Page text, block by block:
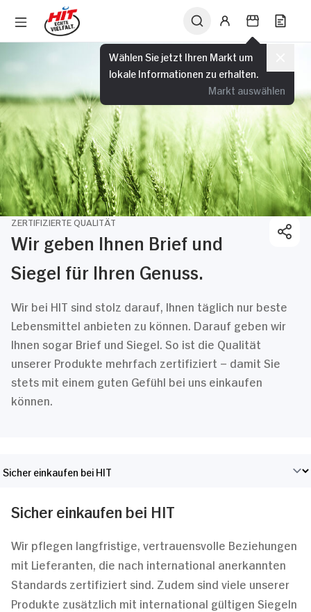
Wählen Sie jetzt Ihren Markt um
lokale Informationen zu erhalten.
Markt auswählen
ZERTIFIZIERTE QUALITÄT
Wir geben Ihnen Brief und
Siegel für Ihren Genuss.
Wir bei HIT sind stolz darauf, Ihnen täglich nur beste
Lebensmittel anbieten zu können. Darauf geben wir
Ihnen sogar Brief und Siegel. So ist die Qualität
unserer Produkte mehrfach zertifiziert – damit Sie
stets mit einem guten Gefühl bei uns einkaufen
können.
Sicher einkaufen bei HIT
Wir pflegen langfristige, vertrauensvolle Beziehungen
mit Lieferanten, die nach international anerkannten
Standards zertifiziert sind. Zudem sind viele unserer
Produkte zusätzlich mit international gültigen Siegeln